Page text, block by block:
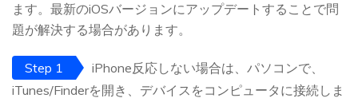
ます。最新のiOSバージョンにアップデートすることで問
題が解決する場合があります。
Step 1
iPhone反応しない場合は、パソコンで、
iTunes/Finderを開き、デバイスをコンピュータに接続しま